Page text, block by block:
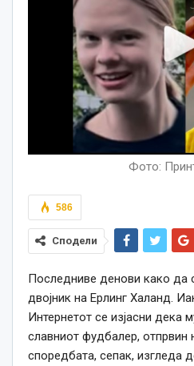
Фото:
586
Сподели
Последниве денови како да
двојник на Ерлинг Халанд.
Интернетот се изјасни дека
славниот фудбалер,
споредбата, сепак, изгледа